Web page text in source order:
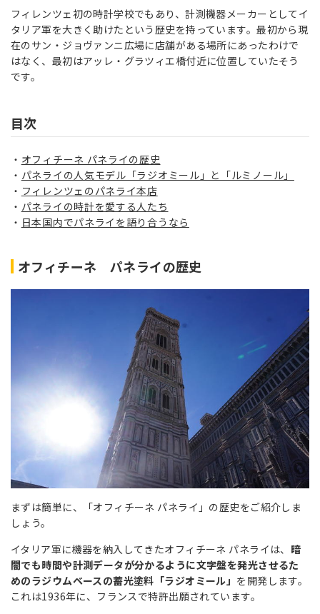
フィレンツェ初の時計学校でもあり、計測機器メーカーとしてイ
タリア軍を大きく助けたという歴史を持っています。最初から現
在のサン・ジョヴァンニ広場に店舗がある場所にあったわけで
はなく、最初はアッレ・グラツィエ橋付近に位置していたそう
です。
目次
オフィチーネ パネライの歴史
パネライの人気モデル「ラジオミール」と「ルミノール」
フィレンツェのパネライ本店
パネライの時計を愛する人たち
日本国内でパネライを語り合うなら
オフィチーネ パネライの歴史
まずは簡単に、「オフィチーネ パネライ」の歴史をご紹介しま
しょう。
イタリア軍に機器を納入してきたオフィチーネ パネライは、 暗
闇でも時間や計測データが分かるように文字盤を発光させるた
めのラジウムベースの蓄光塗料「ラジオミール」 を開発します。
これは1936年に、フランスで特許出願されています。